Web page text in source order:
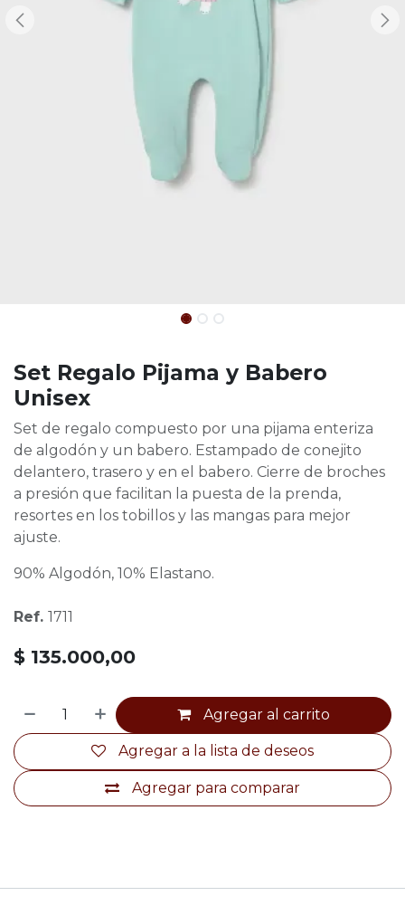
Set Regalo Pijama y Babero
Unisex
Set de regalo compuesto por una pijama enteriza
de algodón y un babero. Estampado de conejito
delantero, trasero y en el babero. Cierre de broches
a presión que facilitan la puesta de la prenda,
resortes en los tobillos y las mangas para mejor
ajuste.
90% Algodón, 10% Elastano.
Ref. 1711
$ 135.000,00
Agregar al carrito
Agregar para comparar
Agregar a la lista de deseos